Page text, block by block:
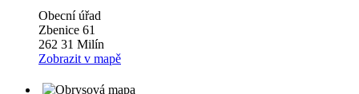
Obecní úřad
Zbenice 61
262 31 Milín
Zobrazit v mapě